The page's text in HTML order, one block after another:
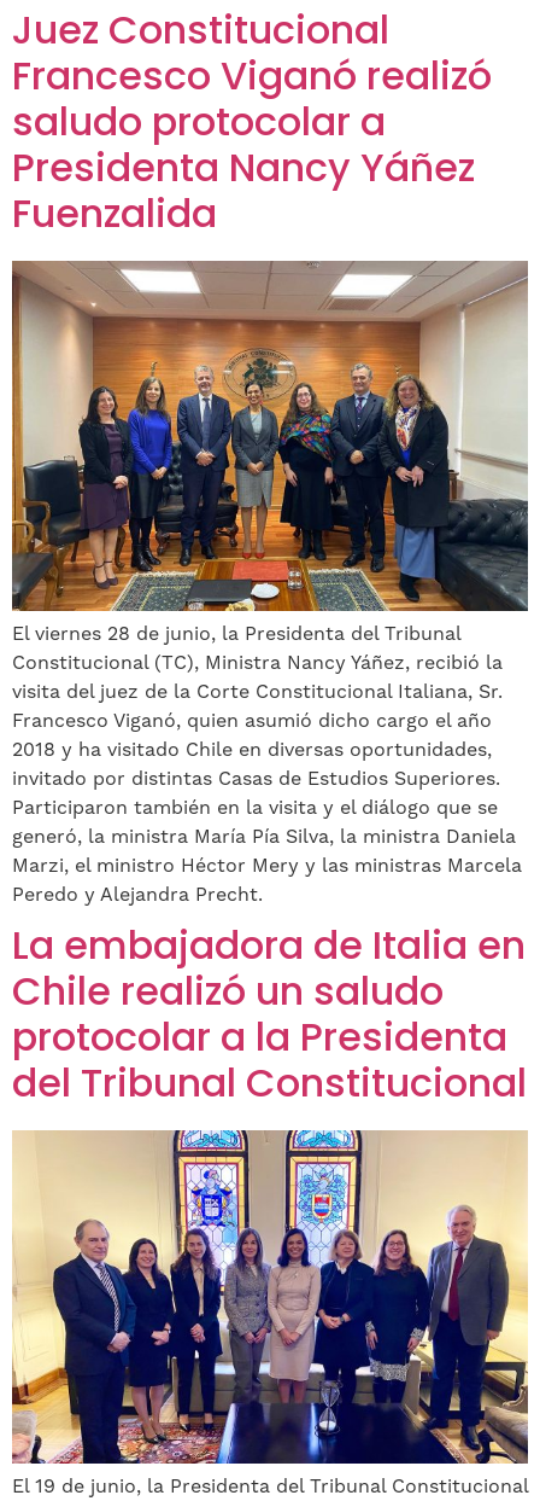
Juez Constitucional
Francesco Viganó realizó
saludo protocolar a
Presidenta Nancy Yáñez
Fuenzalida
El viernes 28 de junio, la Presidenta del Tribunal
Constitucional (TC), Ministra Nancy Yáñez, recibió la
visita del juez de la Corte Constitucional Italiana, Sr.
Francesco Viganó, quien asumió dicho cargo el año
2018 y ha visitado Chile en diversas oportunidades,
invitado por distintas Casas de Estudios Superiores.
Participaron también en la visita y el diálogo que se
generó, la ministra María Pía Silva, la ministra Daniela
Marzi, el ministro Héctor Mery y las ministras Marcela
Peredo y Alejandra Precht.
La embajadora de Italia en
Chile realizó un saludo
protocolar a la Presidenta
del Tribunal Constitucional
El 19 de junio, la Presidenta del Tribunal Constitucional